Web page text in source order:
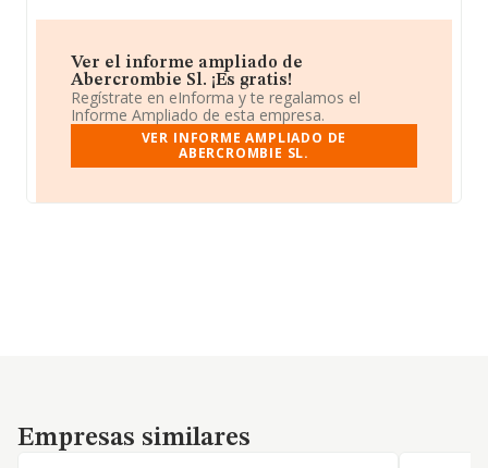
Ver el informe ampliado de
Abercrombie Sl. ¡Es gratis!
Regístrate en eInforma y te regalamos el
Informe Ampliado de esta empresa.
VER INFORME AMPLIADO DE
ABERCROMBIE SL.
Empresas similares
Empresas similares